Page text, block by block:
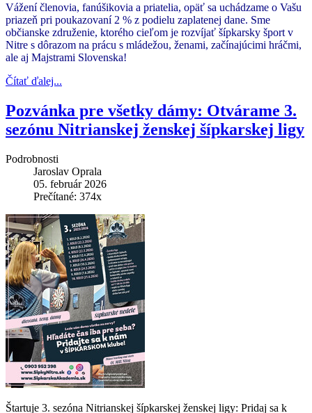
Vážení členovia, fanúšikovia a priatelia, opäť sa uchádzame o Vašu
priazeň pri poukazovaní 2 % z podielu zaplatenej dane. Sme
občianske združenie, ktorého cieľom je rozvíjať šípkarsky šport v
Nitre s dôrazom na prácu s mládežou, ženami, začínajúcimi hráčmi,
ale aj Majstrami Slovenska!
Čítať ďalej...
Pozvánka pre všetky dámy: Otvárame 3.
sezónu Nitrianskej ženskej šípkarskej ligy
Podrobnosti
Jaroslav Oprala
05. február 2026
Prečítané: 374x
Štartuje 3. sezóna Nitrianskej šípkarskej ženskej ligy: Pridaj sa k